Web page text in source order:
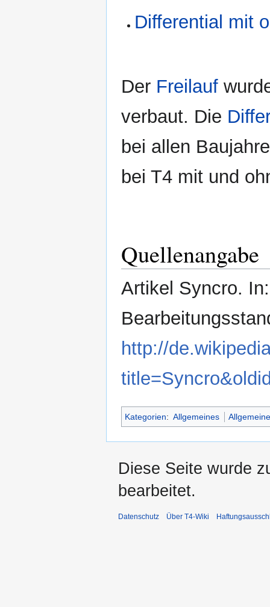
Differential mit
Der Freilauf
verbaut. Die
bei allen
bei T4 mit und
Quellenangabe
Artikel Syncro.
http://
Kategorien: Allgemeines
Diese Seite wurde
bearbeitet.
Datenschutz Über T4-Wiki